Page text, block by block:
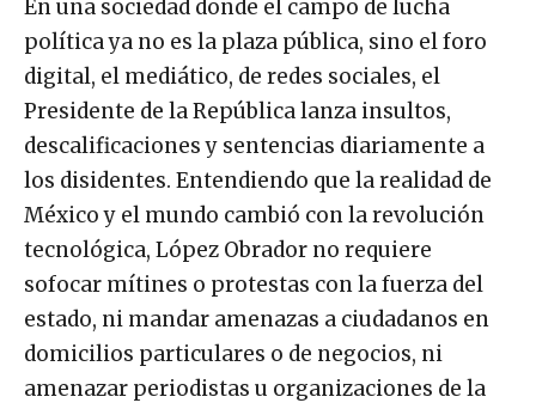
En una sociedad donde el campo de lucha
política ya no es la plaza pública, sino el foro
digital, el mediático, de redes sociales, el
Presidente de la República lanza insultos,
descalificaciones y sentencias diariamente a
los disidentes. Entendiendo que la realidad de
México y el mundo cambió con la revolución
tecnológica, López Obrador no requiere
sofocar mítines o protestas con la fuerza del
estado, ni mandar amenazas a ciudadanos en
domicilios particulares o de negocios, ni
amenazar periodistas u organizaciones de la